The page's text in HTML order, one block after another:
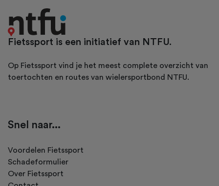
Fietssport is een initiatief van NTFU.
Op Fietssport vind je het meest complete overzicht van
toertochten en routes van wielersportbond NTFU.
Snel naar...
Voordelen Fietssport
Schadeformulier
Over Fietssport